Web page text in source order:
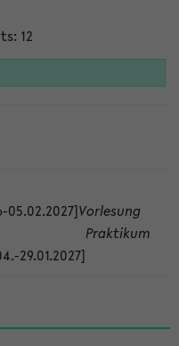
12
05.02.2027]Vorlesung
29.01.2027]
Praktikum